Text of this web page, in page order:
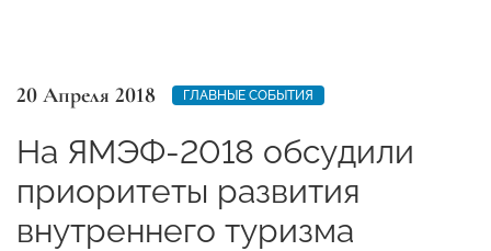
20 Апреля 2018 ГЛАВНЫЕ СОБЫТИЯ
На ЯМЭФ-2018 обсудили
приоритеты развития
внутреннего туризма